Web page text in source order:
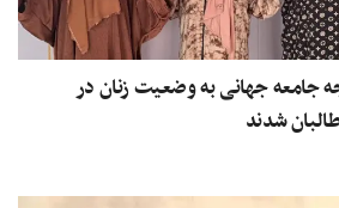
جامعه جهانی به وضعیت زنان در
شدند